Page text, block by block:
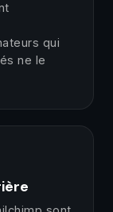
qui
ne le